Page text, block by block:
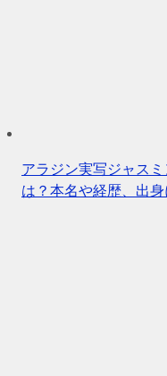
アラジン実写ジャス
は？本名や経歴、出身